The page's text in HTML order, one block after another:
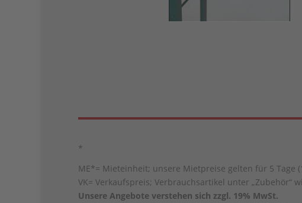
*
ME*= Mieteinheit; unsere Mietpreise gelten für 5 Tage
VK= Verkaufspreis; Verbrauchsartikel unter „Zubehör“
Unsere Angebote verstehen sich zzgl. 19% MwSt.